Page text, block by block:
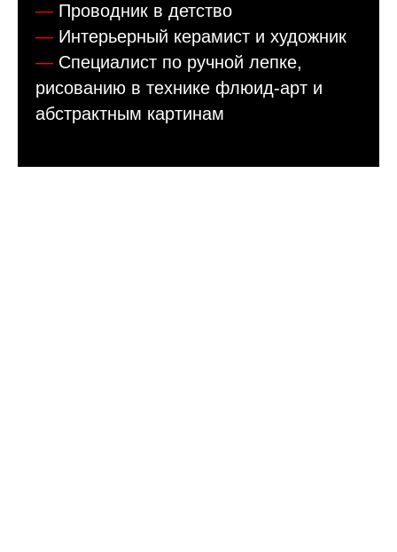
— Проводник в детство
— Интерьерный керамист и художник
— Специалист по ручной лепке,
рисованию в технике флюид-арт и
абстрактным картинам